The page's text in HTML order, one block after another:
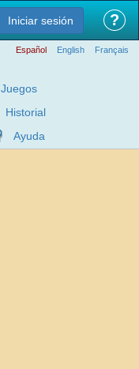
Iniciar sesión ?
Español English Français
Juegos
Historial
Ayuda